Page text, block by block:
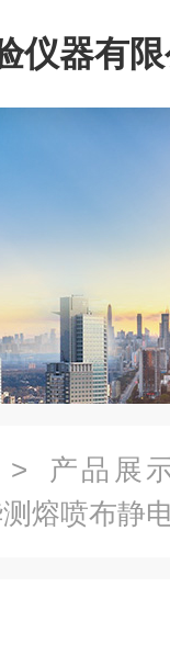
仪器有
> 产品展
熔喷布静